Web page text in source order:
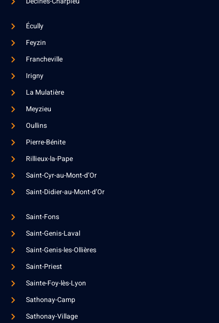
Écully
Feyzin
Francheville
Irigny
La Mulatière
Meyzieu
Oullins
Pierre-Bénite
Rillieux-la-Pape
Saint-Cyr-au-Mont-d’Or
Saint-Didier-au-Mont-d’Or
Saint-Fons
Saint-Genis-Laval
Saint-Genis-les-Ollières
Saint-Priest
Sainte-Foy-lès-Lyon
Sathonay-Camp
Sathonay-Village